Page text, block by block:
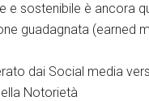
e sostenibile è ancora
guadagnata (earned
dai Social media
Notorietà